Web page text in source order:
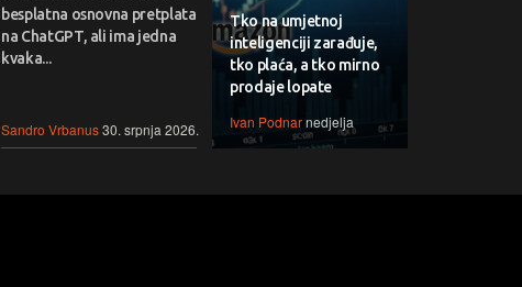
besplatna osnovna pretplata
na ChatGPT, ali ima jedna
kvaka...
Sandro Vrbanus30. srpnja 2026.
Tko na umjetnoj
inteligenciji zarađuje,
tko plaća, a tko mirno
prodaje lopate
Ivan Podnarnedjelja